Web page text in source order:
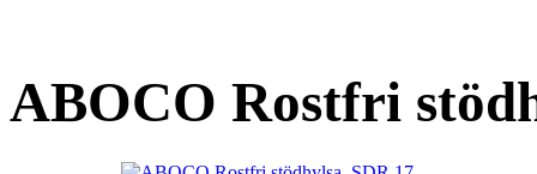
ABOCO Rostfri